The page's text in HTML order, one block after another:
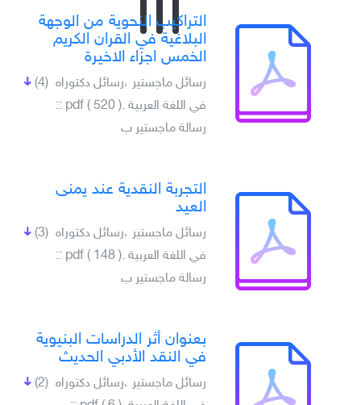
التراكيب النحوية من الوجهة
البلاغية في القران الكريم
الخمس اجزاء الاخيرة
(4) رسائل ماجستير ،رسائل دكتوراه
في اللغة العربية .pdf ( 520 ) ::
رسالة ماجستير ب
التجربة النقدية عند يمنى
العيد
(3) رسائل ماجستير ،رسائل دكتوراه
في اللغة العربية .pdf ( 148 ) ::
رسالة ماجستير ب
بعنوان أثر الدراسات البنيوية
في النقد الأدبي الحديث
(2) رسائل ماجستير ،رسائل دكتوراه